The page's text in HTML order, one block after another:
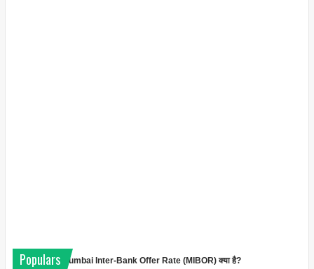
Populars
Mumbai Inter-Bank Offer Rate (MIBOR) क्या है?